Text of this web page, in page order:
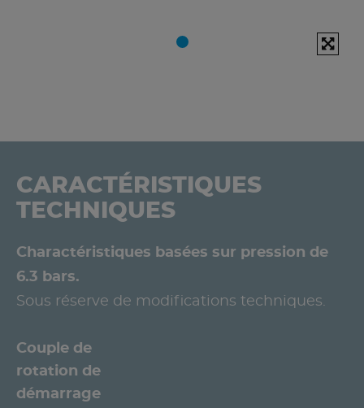
CARACTÉRISTIQUES
TECHNIQUES
Charactéristiques basées sur pression de
6.3 bars.
Sous réserve de modifications techniques.
Couple de
rotation de
démarrage